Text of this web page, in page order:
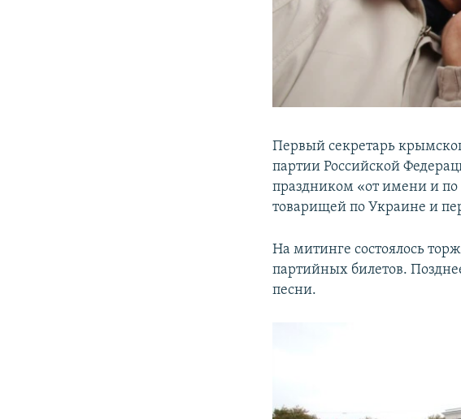
Первый секретарь
партии Российской
праздником «от имени и
товарищей по Украине и
На митинге состоялось
партийных билетов.
песни.